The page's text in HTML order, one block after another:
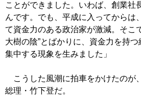
ことができました。いわば、創業社
んです。でも、平成に入ってからは
て資金力のある政治家が激減。そこ
大樹の陰”とばかりに、資金力を持つ
集中する現象を生みました」
こうした風潮に拍車をかけたのが
総理・竹下登だ。